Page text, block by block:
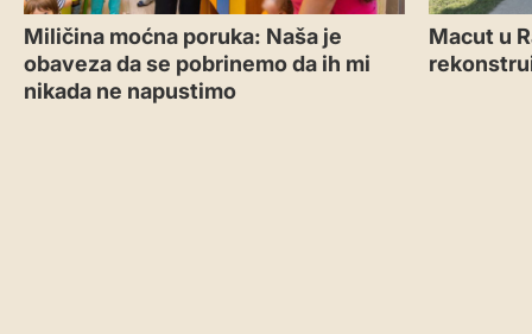
Miličina moćna poruka: Naša je
obaveza da se pobrinemo da ih mi
nikada ne napustimo
Macut u